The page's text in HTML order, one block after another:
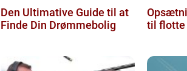
Den Ultimative Guide til at
Finde Din Drømmebolig
til